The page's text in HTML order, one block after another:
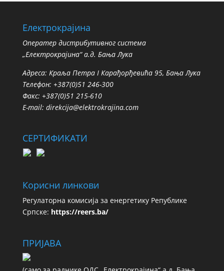
Електрокрајина
Oператер дистрибутивног система
„Електрокрајина“ а.д. Бања Лука
Адреса: Краља Петра I Карађорђевића 95, Бања Лука
Телефон: +387(0)51 246-300
Факс: +387(0)51 215-610
E-mail: direkcija@elektrokrajina.com
СЕРТИФИКАТИ
Корисни линкови
Регулаторна комисија за енергетику Републике
Српске: https://reers.ba/
ПРИЈАВА